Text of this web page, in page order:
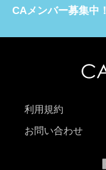
CAメンバー募集中！
利用規約
お問い合わせ